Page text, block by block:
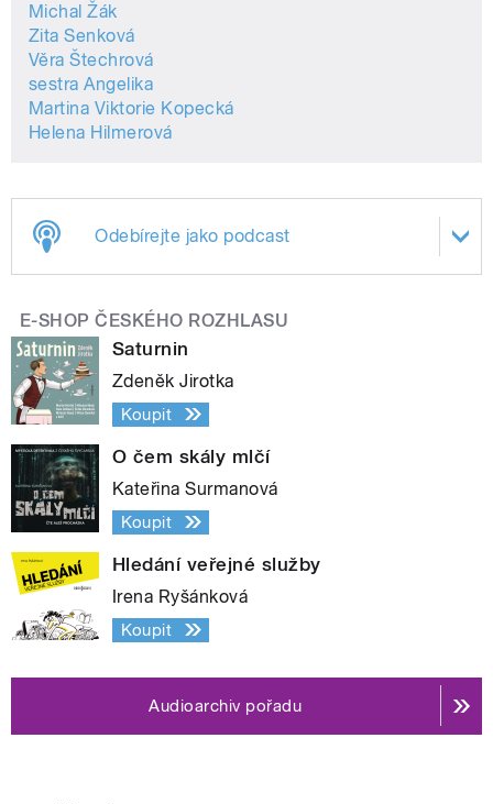
Michal Žák
Zita Senková
Věra Štechrová
sestra Angelika
Martina Viktorie Kopecká
Helena Hilmerová
Odebírejte jako podcast
E-SHOP ČESKÉHO ROZHLASU
Saturnin
Zdeněk Jirotka
Koupit
O čem skály mlčí
Kateřina Surmanová
Koupit
Hledání veřejné služby
Irena Ryšánková
Koupit
Audioarchiv pořadu